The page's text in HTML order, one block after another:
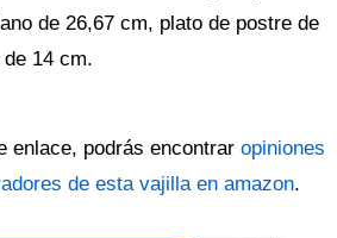
de 26,67 cm, plato de postre de
14 cm.
enlace, podrás encontrar opiniones
de esta vajilla en amazon.